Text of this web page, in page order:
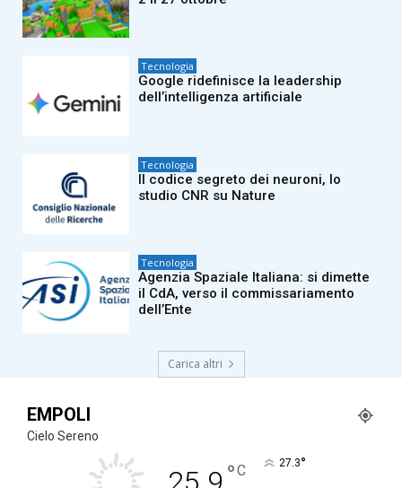
Tecnologia
Google ridefinisce la leadership
dell’intelligenza artificiale
Tecnologia
Il codice segreto dei neuroni, lo
studio CNR su Nature
Tecnologia
Agenzia Spaziale Italiana: si dimette
il CdA, verso il commissariamento
dell’Ente
Carica altri
EMPOLI
Cielo Sereno
°C 27.3°